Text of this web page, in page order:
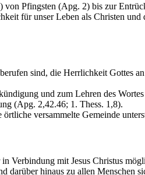
von Pfingsten (Apg. 2) bis zur
für unser Leben als Christen
sind, die Herrlichkeit Gottes
und zum Lehren des
(Apg. 2,42.46; 1. Thess. 1,8).
versammelte Gemeinde
Verbindung mit Jesus Christus
darüber hinaus zu allen Menschen